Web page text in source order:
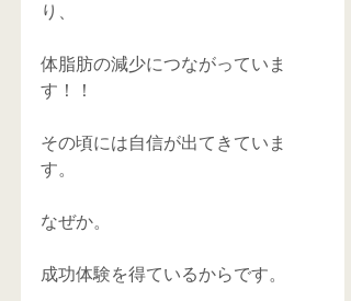
り、
体脂肪の減少につながっていま
す！！
その頃には自信が出てきていま
す。
なぜか。
成功体験を得ているからです。